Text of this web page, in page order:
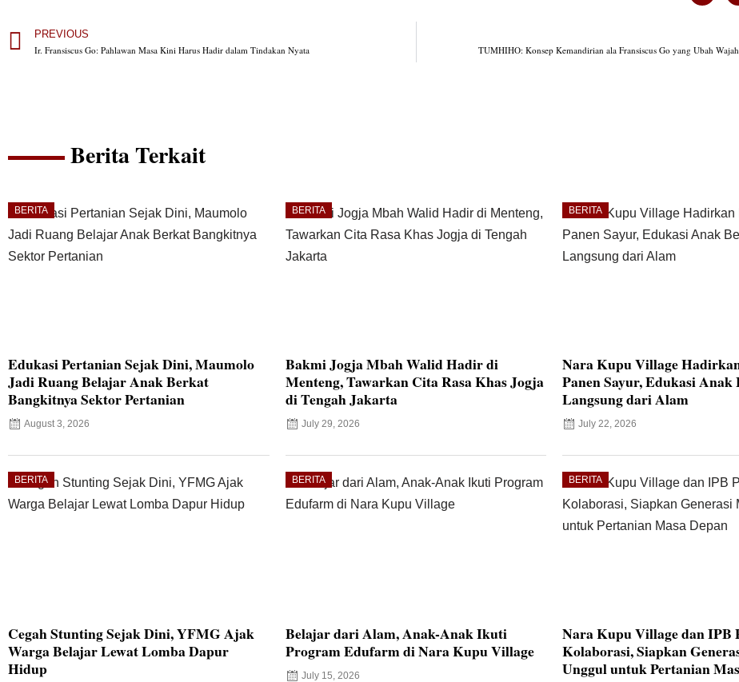
PREVIOUS
Ir. Fransiscus Go: Pahlawan Masa Kini Harus Hadir dalam Tindakan Nyata
TUMHIHO: Konsep Kemandirian ala Fransiscus Go yang Ubah
Berita Terkait
BERITA
Edukasi Pertanian Sejak Dini, Maumolo
Jadi Ruang Belajar Anak Berkat
Bangkitnya Sektor Pertanian
August 3, 2026
BERITA
Bakmi Jogja Mbah Walid Hadir di
Menteng, Tawarkan Cita Rasa Khas Jogja
di Tengah Jakarta
July 29, 2026
BERITA
Nara Kupu Village
Panen Sayur, Edukasi Anak
Langsung dari Alam
July 22, 2026
BERITA
Cegah Stunting Sejak Dini, YFMG Ajak
Warga Belajar Lewat Lomba Dapur
Hidup
BERITA
Belajar dari Alam, Anak-Anak Ikuti
Program Edufarm di Nara Kupu Village
July 15, 2026
BERITA
Nara Kupu Village dan IPB
Kolaborasi, Siapkan
Unggul untuk Pertanian